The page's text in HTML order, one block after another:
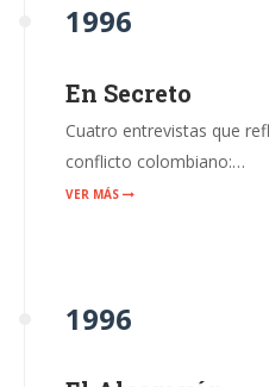
1996
En Secreto
Cuatro entrevistas que
conflicto colombiano:…
VER MÁS
1996